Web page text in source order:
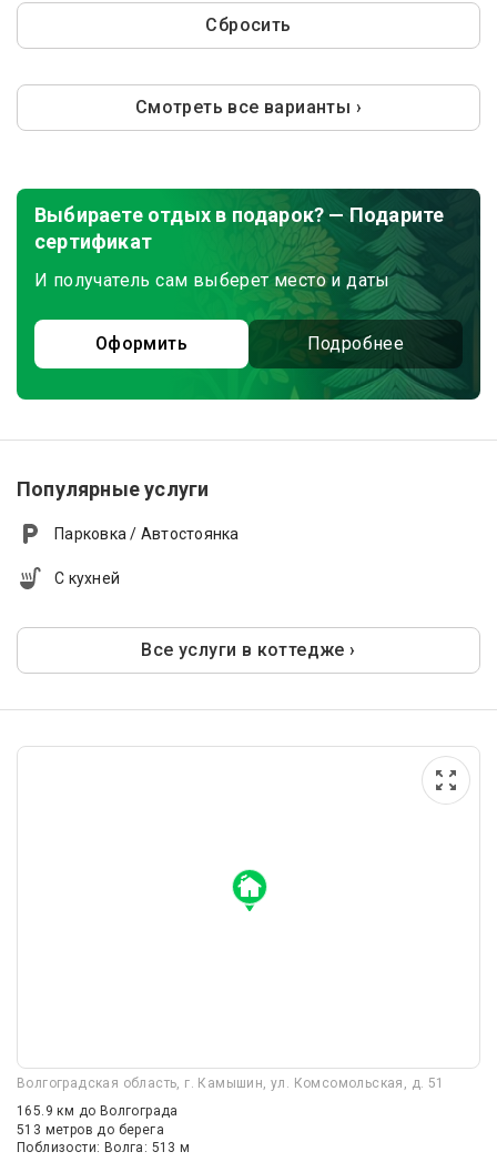
Сбросить
Смотреть все варианты ›
Выбираете отдых в подарок? — Подарите
сертификат
И получатель сам выберет место и даты
Оформить Подробнее
Популярные услуги
Парковка / Автостоянка
С кухней
Все услуги в коттедже ›
Волгоградская область, г. Камышин, ул. Комсомольская, д. 51
165.9 км до Волгограда
513 метров до берега
Поблизости: Волга: 513 м